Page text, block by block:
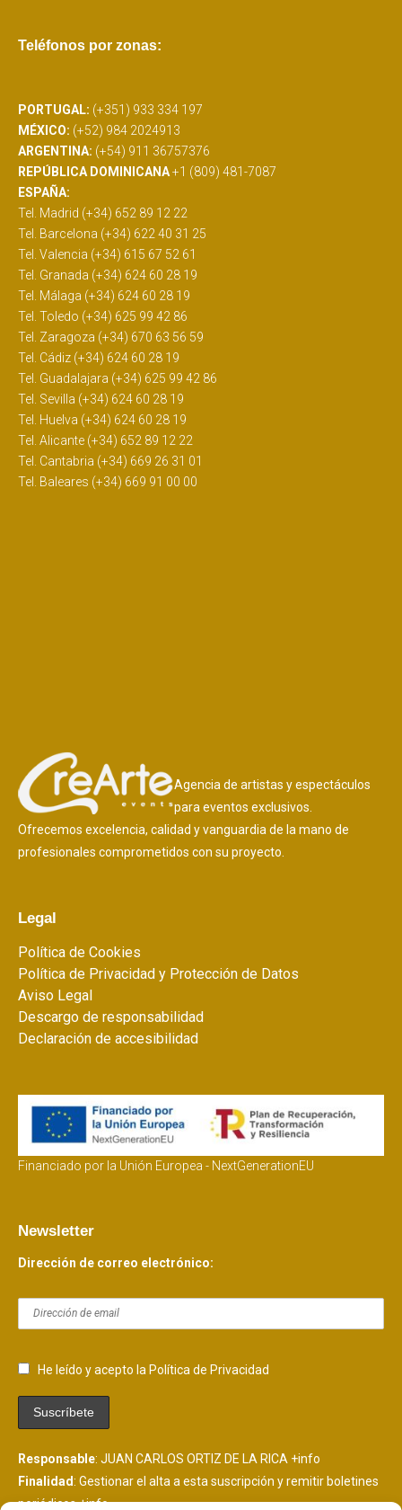
Teléfonos por zonas:
PORTUGAL: (+351) 933 334 197
MÉXICO: (+52) 984 2024913
ARGENTINA: (+54) 911 36757376
REPÚBLICA DOMINICANA+1 (809) 481-7087
ESPAÑA:
Tel. Madrid (+34) 652 89 12 22
Tel. Barcelona (+34) 622 40 31 25
Tel. Valencia (+34) 615 67 52 61
Tel. Granada (+34) 624 60 28 19
Tel. Málaga (+34) 624 60 28 19
Tel. Toledo (+34) 625 99 42 86
Tel. Zaragoza (+34) 670 63 56 59
Tel. Cádiz (+34) 624 60 28 19
Tel. Guadalajara (+34) 625 99 42 86
Tel. Sevilla (+34) 624 60 28 19
Tel. Huelva (+34) 624 60 28 19
Tel. Alicante (+34) 652 89 12 22
Tel. Cantabria (+34) 669 26 31 01
Tel. Baleares (+34) 669 91 00 00
Agencia de artistas y espectáculos
para eventos exclusivos.
Ofrecemos excelencia, calidad y vanguardia de la mano de
profesionales comprometidos con su proyecto.
Legal
Política de Cookies
Política de Privacidad y Protección de Datos
Aviso Legal
Descargo de responsabilidad
Declaración de accesibilidad
Financiado por la Unión Europea - NextGenerationEU
Newsletter
Dirección de correo electrónico:
He leído y acepto la Política de Privacidad
Responsable: JUAN CARLOS ORTIZ DE LA RICA +info
Finalidad: Gestionar el alta a esta suscripción y remitir boletines
periódicos+info